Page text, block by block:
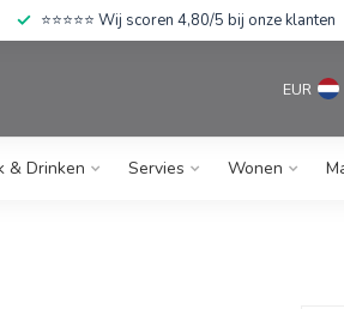
⭐⭐⭐⭐⭐ Wij scoren 4,80/5 bij onze klanten
EUR
& Drinken Servies Wonen